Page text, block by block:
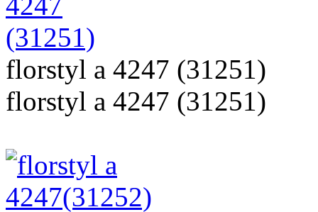
florstyl a 4247 (31251)
florstyl a 4247 (31251)